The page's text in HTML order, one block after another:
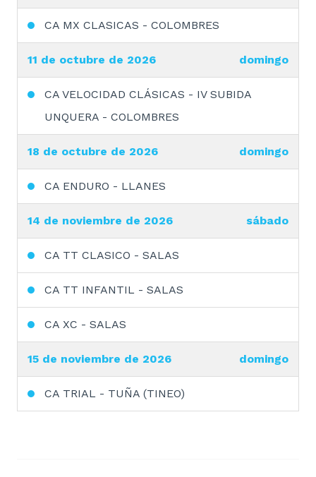
CA MX CLASICAS - COLOMBRES
11 de octubre de 2026 domingo
CA VELOCIDAD CLÁSICAS - IV SUBIDA
UNQUERA - COLOMBRES
18 de octubre de 2026 domingo
CA ENDURO - LLANES
14 de noviembre de 2026 sábado
CA TT CLASICO - SALAS
CA TT INFANTIL - SALAS
CA XC - SALAS
15 de noviembre de 2026 domingo
CA TRIAL - TUÑA (TINEO)